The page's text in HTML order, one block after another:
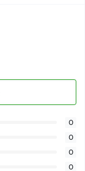
0
0
0
0